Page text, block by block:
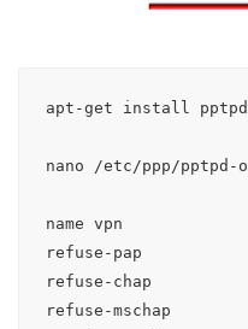
apt-get install pptpd
nano /etc/ppp/pptpd-
name vpn
refuse-pap
refuse-chap